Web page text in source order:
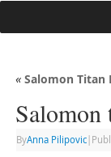
«Salomon Titan
Salomon
ByAnna Pilipovic|